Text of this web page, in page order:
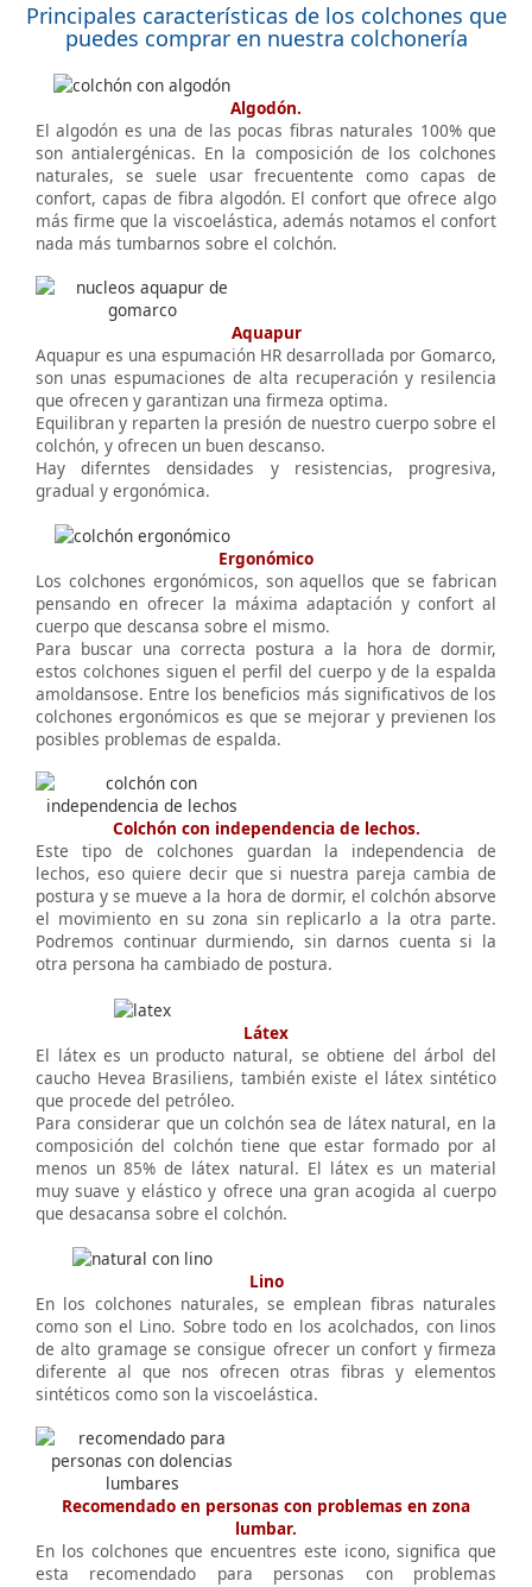
Principales características de los colchones que
puedes comprar en nuestra colchonería
Algodón.
El algodón es una de las pocas fibras naturales 100% que
son antialergénicas. En la composición de los colchones
naturales, se suele usar frecuentente como capas de
confort, capas de fibra algodón. El confort que ofrece algo
más firme que la viscoelástica, además notamos el confort
nada más tumbarnos sobre el colchón.
Aquapur
Aquapur es una espumación HR desarrollada por Gomarco,
son unas espumaciones de alta recuperación y resilencia
que ofrecen y garantizan una firmeza optima.
Equilibran y reparten la presión de nuestro cuerpo sobre el
colchón, y ofrecen un buen descanso.
Hay diferntes densidades y resistencias, progresiva,
gradual y ergonómica.
Ergonómico
Los colchones ergonómicos, son aquellos que se fabrican
pensando en ofrecer la máxima adaptación y confort al
cuerpo que descansa sobre el mismo.
Para buscar una correcta postura a la hora de dormir,
estos colchones siguen el perfil del cuerpo y de la espalda
amoldansose. Entre los beneficios más significativos de los
colchones ergonómicos es que se mejorar y previenen los
posibles problemas de espalda.
Colchón con independencia de lechos.
Este tipo de colchones guardan la independencia de
lechos, eso quiere decir que si nuestra pareja cambia de
postura y se mueve a la hora de dormir, el colchón absorve
el movimiento en su zona sin replicarlo a la otra parte.
Podremos continuar durmiendo, sin darnos cuenta si la
otra persona ha cambiado de postura.
Látex
El látex es un producto natural, se obtiene del árbol del
caucho Hevea Brasiliens, también existe el látex sintético
que procede del petróleo.
Para considerar que un colchón sea de látex natural, en la
composición del colchón tiene que estar formado por al
menos un 85% de látex natural. El látex es un material
muy suave y elástico y ofrece una gran acogida al cuerpo
que desacansa sobre el colchón.
Lino
En los colchones naturales, se emplean fibras naturales
como son el Lino. Sobre todo en los acolchados, con linos
de alto gramage se consigue ofrecer un confort y firmeza
diferente al que nos ofrecen otras fibras y elementos
sintéticos como son la viscoelástica.
Recomendado en personas con problemas en zona
lumbar.
En los colchones que encuentres este icono, significa que
esta recomendado para personas con problemas